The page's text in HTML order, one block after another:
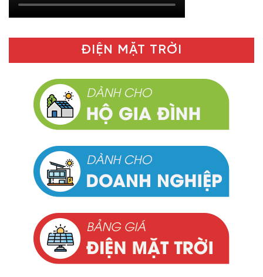
ĐIỆN MẶT TRỜI